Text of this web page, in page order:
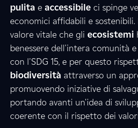
pulita e accessibile ci spinge
economici affidabili e sostenibili.
valore vitale che gli ecosistemi
benessere dell'intera comunità
con l'SDG 15, e per questo
biodiversità attraverso un
promuovendo iniziative di
portando avanti un'idea di
coerente con il rispetto dei
3
7
2
6
2
5